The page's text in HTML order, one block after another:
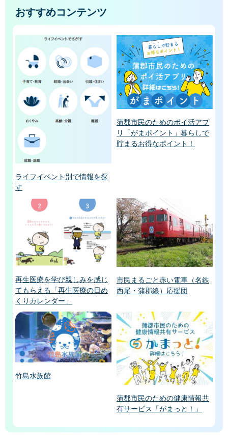
おすすめコンテンツ
ライフイベント別で情報を探
す
蒲郡市民のためのポイ活アプ
リ「がまポイント」暮らしで
貯まるお得なポイント！
再生医療を学び親しみを感じ
てもらえる「再生医療の日め
くりカレンダー」
市民まるごと赤い電車（名鉄
西尾・蒲郡線）応援団
竹島水族館
蒲郡市民のための健康情報共
有サービス「がまっと！」